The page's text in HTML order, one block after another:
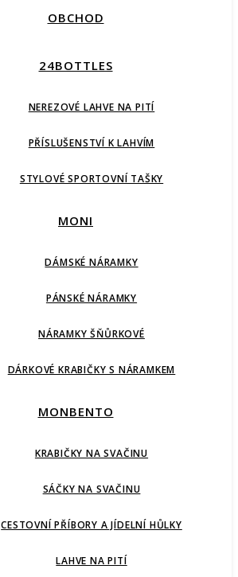
OBCHOD
24BOTTLES
NEREZOVÉ LAHVE NA PITÍ
PŘÍSLUŠENSTVÍ K LAHVÍM
STYLOVÉ SPORTOVNÍ TAŠKY
MONI
DÁMSKÉ NÁRAMKY
PÁNSKÉ NÁRAMKY
NÁRAMKY ŠŇŮRKOVÉ
DÁRKOVÉ KRABIČKY S NÁRAMKEM
MONBENTO
KRABIČKY NA SVAČINU
SÁČKY NA SVAČINU
CESTOVNÍ PŘÍBORY A JÍDELNÍ HŮLKY
LAHVE NA PITÍ